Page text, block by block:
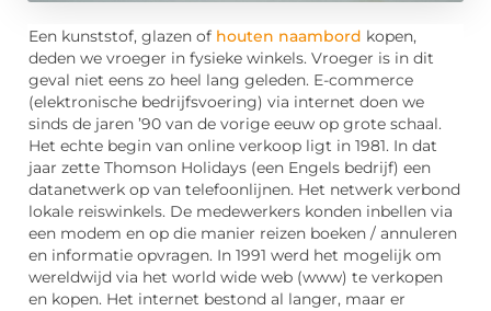
Een kunststof, glazen of houten naambord kopen,
deden we vroeger in fysieke winkels. Vroeger is in dit
geval niet eens zo heel lang geleden. E-commerce
(elektronische bedrijfsvoering) via internet doen we
sinds de jaren ’90 van de vorige eeuw op grote schaal.
Het echte begin van online verkoop ligt in 1981. In dat
jaar zette Thomson Holidays (een Engels bedrijf) een
datanetwerk op van telefoonlijnen. Het netwerk verbond
lokale reiswinkels. De medewerkers konden inbellen via
een modem en op die manier reizen boeken / annuleren
en informatie opvragen. In 1991 werd het mogelijk om
wereldwijd via het world wide web (www) te verkopen
en kopen. Het internet bestond al langer, maar er